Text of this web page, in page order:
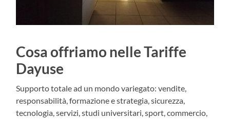
Cosa offriamo nelle Tariffe
Dayuse
Supporto totale ad un mondo variegato: vendite,
responsabilità, formazione e strategia, sicurezza,
tecnologia, servizi, studi universitari, sport, commercio,